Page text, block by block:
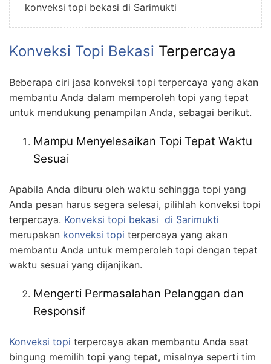
konveksi topi bekasi di Sarimukti
Konveksi Topi Bekasi Terpercaya
Beberapa ciri jasa konveksi topi terpercaya yang akan
membantu Anda dalam memperoleh topi yang tepat
untuk mendukung penampilan Anda, sebagai berikut.
Mampu Menyelesaikan Topi Tepat Waktu
Sesuai
Apabila Anda diburu oleh waktu sehingga topi yang
Anda pesan harus segera selesai, pilihlah konveksi topi
terpercaya. Konveksi topi bekasi di Sarimukti
merupakan konveksi topi terpercaya yang akan
membantu Anda untuk memperoleh topi dengan tepat
waktu sesuai yang dijanjikan.
Mengerti Permasalahan Pelanggan dan
Responsif
Konveksi topi terpercaya akan membantu Anda saat
bingung memilih topi yang tepat, misalnya seperti tim